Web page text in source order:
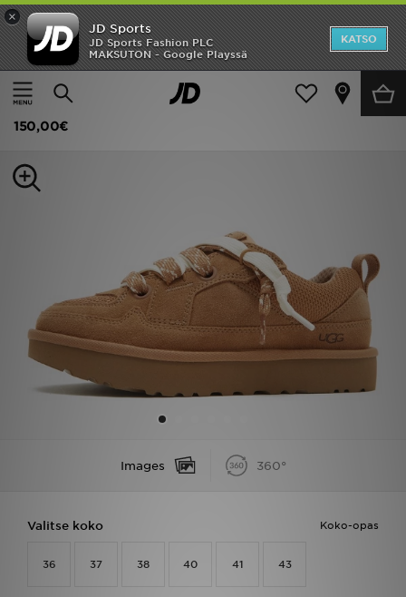
×
JD Sports
JD Sports Fashion PLC
MAKSUTON - Google Playssä
KATSO
Etusivu
Naiset Naisten kengät Saappaat ja kengät
UGG Lowmel Lo Naiset
150,00€
Images 360°
Koko-opas
Valitse koko
36 37 38 40 41 43
Etusivu
ALE
Miehet
Tuotemerkit
Inspiroidu
Minun JD
Minun viestini